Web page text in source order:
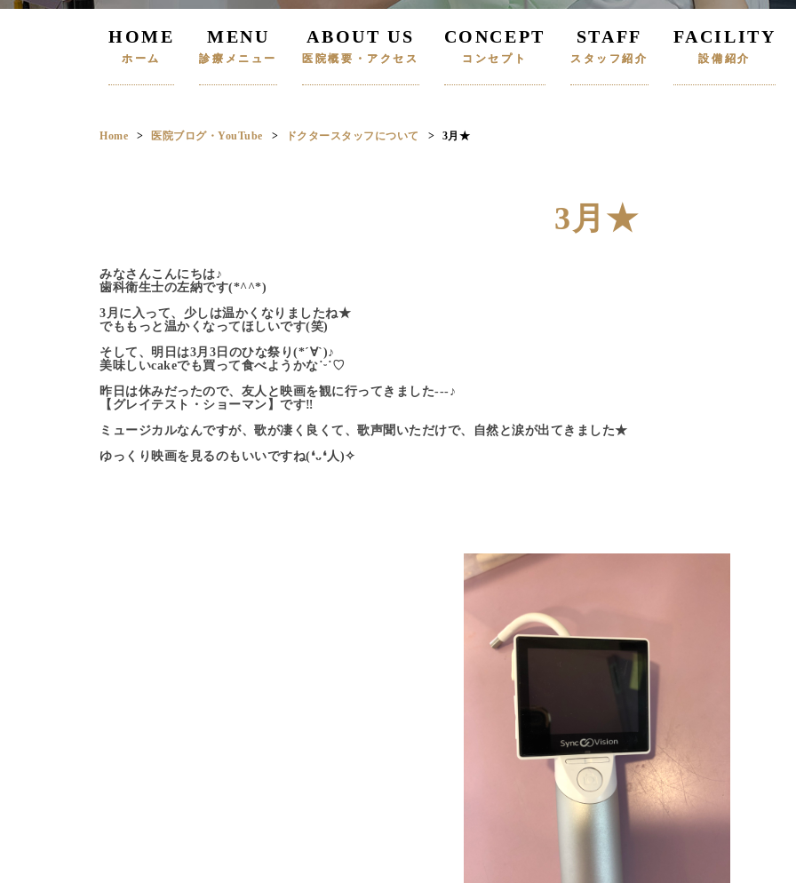
HOME
ホーム
MENU
診療メニュー
ABOUT US
医院概要・アクセス
CONCEPT
コンセプト
STAFF
スタッフ紹介
FACILITY
設備紹介
Home 医院ブログ・YouTube ドクタースタッフについて 3月★
3月★
みなさんこんにちは♪
歯科衛生士の左納です(*^^*)
3月に入って、少しは温かくなりましたね★
でももっと温かくなってほしいです(笑)
そして、明日は3月3日のひな祭り(*´∀`)♪
美味しいcakeでも買って食べようかな˙ᵕ˙♡
昨日は休みだったので、友人と映画を観に行ってきました---♪
【グレイテスト・ショーマン】です‼︎
ミュージカルなんですが、歌が凄く良くて、歌声聞いただけで、自然と涙が出てきました★
ゆっくり映画を見るのもいいですね(❛ᴗ❛人)✧